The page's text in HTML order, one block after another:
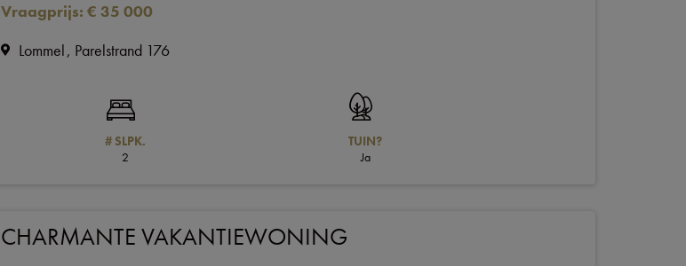
Vraagprijs: € 35 000
Lommel Parelstrand 176
# SLPK.
2
TUIN?
Ja
CHARMANTE VAKANTIEWONING